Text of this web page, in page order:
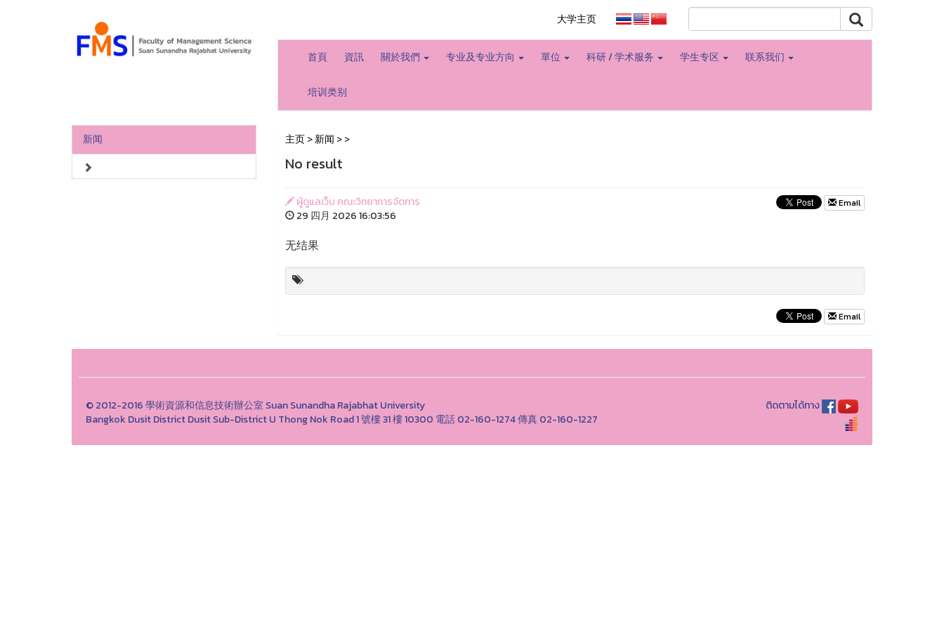
大学主页
首頁 資訊 關於我們 专业及专业方向 單位 科研 / 学术服务 学生专区 联系我们
培训类别
新闻 主页>新闻 >>
No result
ผู้ดูแลเว็บ คณะวิทยาการจัดการ
29 四月 2026 16:03:56
Email
无结果
Email
© 2012-2016 學術資源和信息技術辦公室 Suan Sunandha Rajabhat University
Bangkok Dusit District Dusit Sub-District U Thong Nok Road 1 號樓 31 樓 10300 電話 02-160-1274 傳真 02-160-1227
ติดตามได้ทาง